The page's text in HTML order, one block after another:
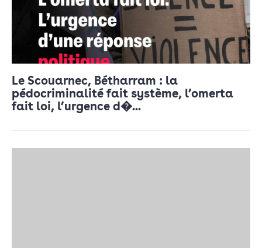
Le Scouarnec, Bétharram : la
pédocriminalité fait système, l’omerta
fait loi, l’urgence d�...